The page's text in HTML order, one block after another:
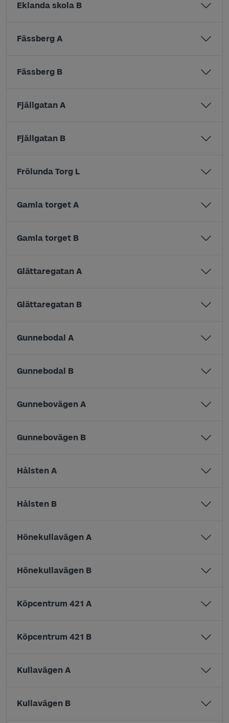
Eklanda skola B
Fässberg A
Fässberg B
Fjällgatan A
Fjällgatan B
Frölunda Torg L
Gamla torget A
Gamla torget B
Glättaregatan A
Glättaregatan B
Gunnebodal A
Gunnebodal B
Gunnebovägen A
Gunnebovägen B
Hålsten A
Hålsten B
Hönekullavägen A
Hönekullavägen B
Köpcentrum 421 A
Köpcentrum 421 B
Kullavägen A
Kullavägen B